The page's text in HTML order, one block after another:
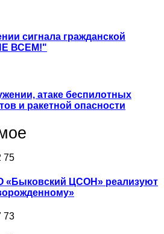
сигнала гражданской
ВСЕМ!"
атаке беспилотных
и ракетной опасности
75
«Быковский ЦСОН» реализуют
73